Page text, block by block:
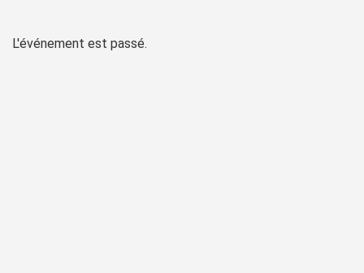
L'événement est passé.